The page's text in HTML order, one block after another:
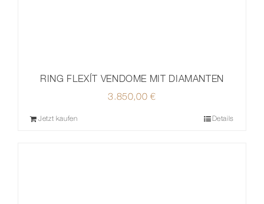
RING FLEXÍT VENDOME MIT DIAMANTEN
3.850,00€
Jetzt kaufen Details